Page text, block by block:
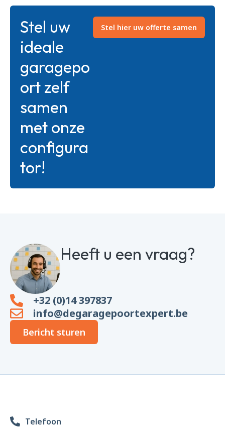
Stel uw
ideale
garagepo
ort zelf
samen
met onze
configura
tor!
Stel hier uw offerte samen
Heeft u een vraag?
+32 (0)14 397837
info@degaragepoortexpert.be
Bericht sturen
Telefoon